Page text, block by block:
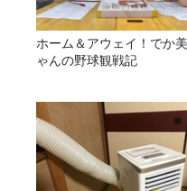
ホーム＆アウェイ！でか
ゃんの野球観戦記